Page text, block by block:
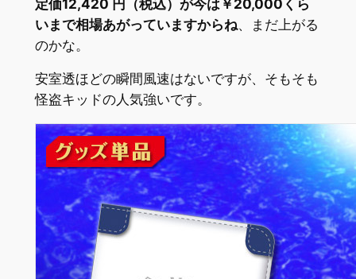
定価12,420 円（税込）が今は￥20,000くら
いまで相場あがっていますからね、まだ上がる
のかな。
安室透ほどの瞬間風速はないですが、そもそも
怪盗キッドの人気強いです。